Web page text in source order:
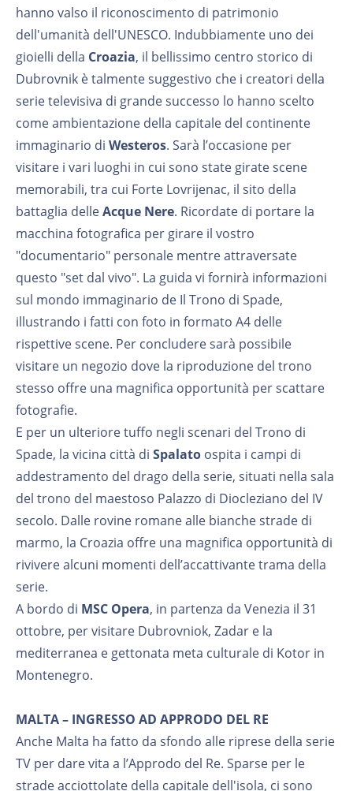
hanno valso il riconoscimento di patrimonio
dell'umanità dell'UNESCO. Indubbiamente uno dei
gioielli della Croazia, il bellissimo centro storico di
Dubrovnik è talmente suggestivo che i creatori della
serie televisiva di grande successo lo hanno scelto
come ambientazione della capitale del continente
immaginario di Westeros. Sarà l’occasione per
visitare i vari luoghi in cui sono state girate scene
memorabili, tra cui Forte Lovrijenac, il sito della
battaglia delleAcque Nere. Ricordate di portare la
macchina fotografica per girare il vostro
"documentario" personale mentre attraversate
questo "set dal vivo". La guida vi fornirà informazioni
sul mondo immaginario de Il Trono di Spade,
illustrando i fatti con foto in formato A4 delle
rispettive scene. Per concludere sarà possibile
visitare un negozio dove la riproduzione del trono
stesso offre una magnifica opportunità per scattare
fotografie.
E per un ulteriore tuffo negli scenari del Trono di
Spade, la vicina città di Spalato ospita i campi di
addestramento del drago della serie, situati nella sala
del trono del maestoso Palazzo di Diocleziano del IV
secolo. Dalle rovine romane alle bianche strade di
marmo, la Croazia offre una magnifica opportunità di
rivivere alcuni momenti dell’accattivante trama della
serie.
A bordo di MSC Opera, in partenza da Venezia il 31
ottobre, per visitare Dubrovniok, Zadar e la
mediterranea e gettonata meta culturale di Kotor in
Montenegro.
MALTA – INGRESSO AD APPRODO DEL RE
Anche Malta ha fatto da sfondo alle riprese della serie
TV per dare vita a l’Approdo del Re. Sparse per le
strade acciottolate della capitale dell'isola, ci sono